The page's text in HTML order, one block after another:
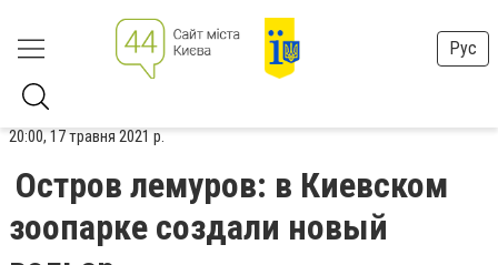
Рус
20:00, 17 травня 2021 р.
Остров лемуров: в Киевском
зоопарке создали новый